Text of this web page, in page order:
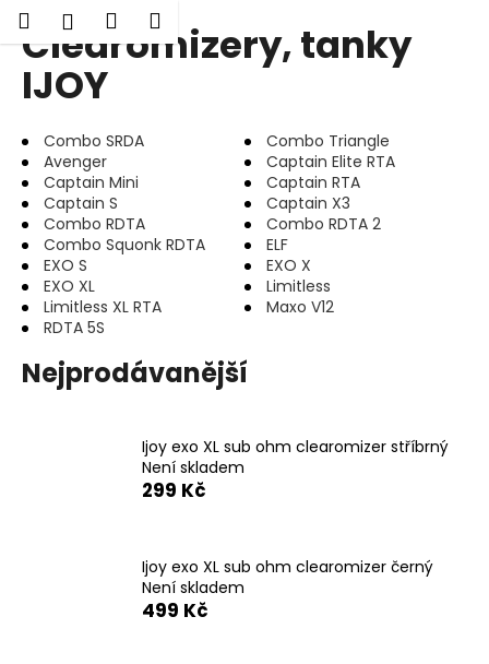
Přejít
obsah
HledatPřihlášení
Nákupní
košík
Clearomizery, tanky
IJOY
Combo SRDA
Combo Triangle
Avenger
Captain Elite RTA
Captain Mini
Captain RTA
Captain S
Captain X3
Combo RDTA
Combo RDTA 2
Combo Squonk RDTA
ELF
EXO S
EXO X
EXO XL
Limitless
Limitless XL RTA
Maxo V12
RDTA 5S
Nejprodávanější
Ijoy exo XL sub ohm clearomizer stříbrný
Není skladem
299 Kč
Ijoy exo XL sub ohm clearomizer černý
Není skladem
499 Kč
o Zpět
Zpět
o
p
o
t
ř
e
b
j